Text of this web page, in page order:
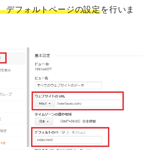
デフォルトページの設定を行いま